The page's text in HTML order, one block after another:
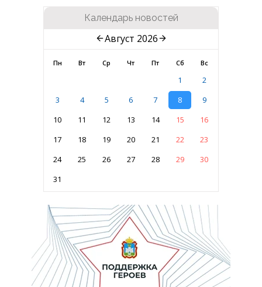
Календарь новостей
Август 2026
Пн Вт Ср Чт Пт Сб Вс
1
2
3
4 5 6 7 8
9
10
11 12 13 14 15
16
17
18 19 20 21 22
23
24
25 26 27 28 29
30
31